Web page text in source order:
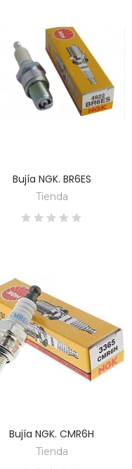
DESCUBRE
Bujía NGK. BR6ES
Tienda
DESCUBRE
Bujía NGK. CMR6H
Tienda